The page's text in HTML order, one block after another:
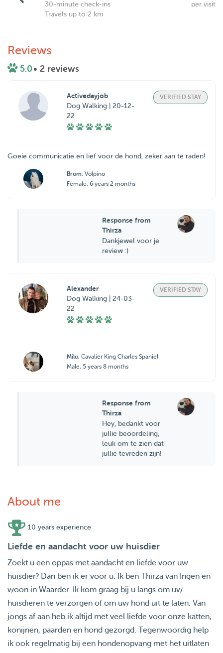
30-minute check-ins
per visit
Travels up to 2 km
Reviews
5.0• 2 reviews
Activedayjob
Dog Walking | 20-12-
22
VERIFIED STAY
Goeie communicatie en lief voor de hond, zeker aan te raden!
Brom, Volpino
Female, 6 years 2 months
Response from
Thirza
Dankjewel voor je
review :)
Alexander
Dog Walking | 24-03-
22
VERIFIED STAY
Milo, Cavalier King Charles Spaniel
Male, 5 years 8 months
Response from
Thirza
Hey, bedankt voor
jullie beoordeling,
leuk om te zien dat
jullie tevreden zijn!
About me
10 years experience
Liefde en aandacht voor uw huisdier
Zoekt u een oppas met aandacht en liefde voor uw
huisdier? Dan ben ik er voor u. Ik ben Thirza van Ingen en
woon in Waarder. Ik kom graag bij u langs om uw
huisdieren te verzorgen of om uw hond uit te laten. Van
jongs af aan heb ik altijd met veel liefde voor onze katten,
konijnen, paarden en hond gezorgd. Tegenwoordig help
ik ook regelmatig bij een hondenopvang met het uitlaten